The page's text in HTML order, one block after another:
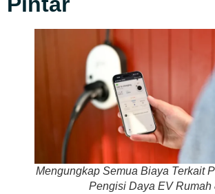
Mengungkap Semua Biaya Terkait
Pengisi Daya EV Rumah